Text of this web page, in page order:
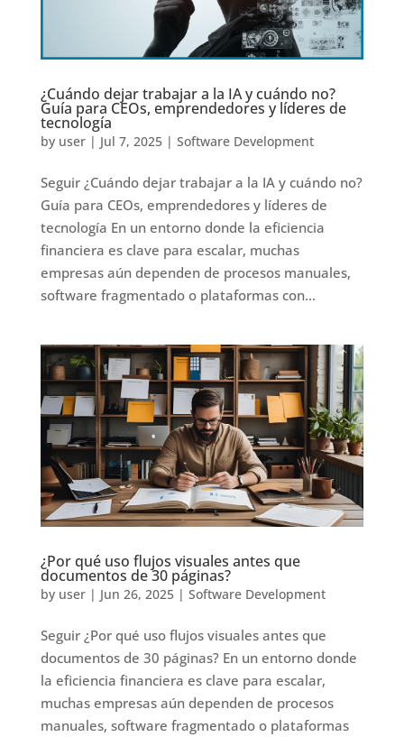
¿Cuándo dejar trabajar a la IA y cuándo no?
Guía para CEOs, emprendedores y líderes de
tecnología
by user| Jul 7, 2025| Software Development
Seguir ¿Cuándo dejar trabajar a la IA y cuándo no?
Guía para CEOs, emprendedores y líderes de
tecnología En un entorno donde la eficiencia
financiera es clave para escalar, muchas
empresas aún dependen de procesos manuales,
software fragmentado o plataformas con...
¿Por qué uso flujos visuales antes que
documentos de 30 páginas?
by user| Jun 26, 2025| Software Development
Seguir ¿Por qué uso flujos visuales antes que
documentos de 30 páginas? En un entorno donde
la eficiencia financiera es clave para escalar,
muchas empresas aún dependen de procesos
manuales, software fragmentado o plataformas